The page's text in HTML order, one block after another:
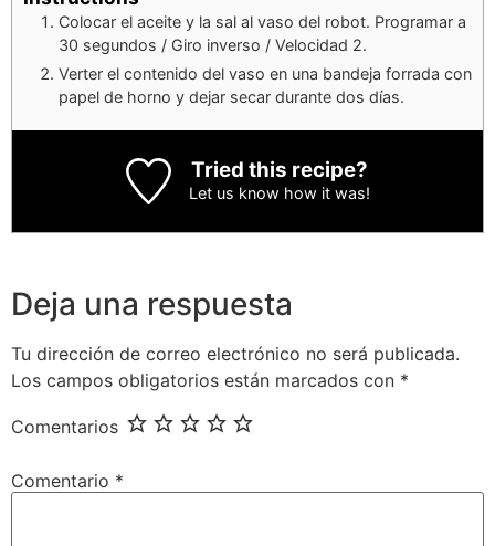
Colocar el aceite y la sal al vaso del robot. Programar a
30 segundos / Giro inverso / Velocidad 2.
Verter el contenido del vaso en una bandeja forrada con
papel de horno y dejar secar durante dos días.
Tried this recipe?
Let us know how it was!
Deja una respuesta
Tu dirección de correo electrónico no será publicada.
Los campos obligatorios están marcados con *
Comentarios
Comentario *